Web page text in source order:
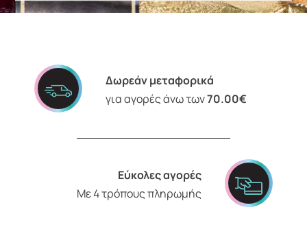
Δωρεάν μεταφορικά
για αγορές άνω των70.00€
Εύκολες αγορές
Με 4 τρόπους πληρωμής